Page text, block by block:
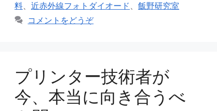
料、 近赤外線フォトダイオード 、 飯野研究室
コメントをどうぞ
プリンター技術者が
今、本当に向き合うべ